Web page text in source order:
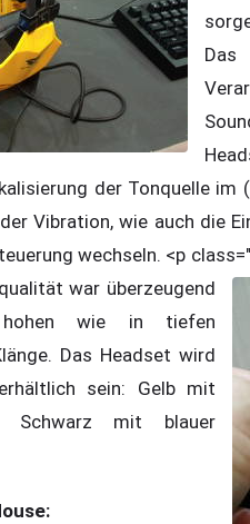
der Tonquelle
Vibration, wie auch die
wechseln. <p
war überzeugend
wie in tiefen
Das Headset wird
sein: Gelb mit
Schwarz mit blauer